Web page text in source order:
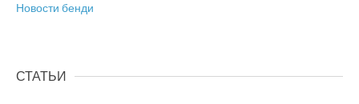
Новости бенди
СТАТЬИ